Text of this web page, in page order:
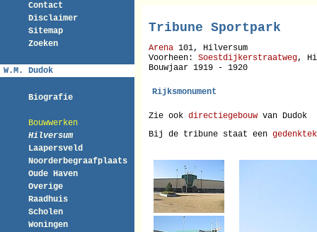
Contact
Disclaimer
Sitemap
Zoeken
W.M. Dudok
Biografie
Bouwwerken
Hilversum
Laapersveld
Noorderbegraafplaats
Oude Haven
Overige
Raadhuis
Scholen
Woningen
Tribune Sportpark
Arena 101, Hilversum
Voorheen: Soestdijkerstraatweg,
Bouwjaar 1919 - 1920
Rijksmonument
Zie ook directiegebouw van Dudok
Bij de tribune staat een